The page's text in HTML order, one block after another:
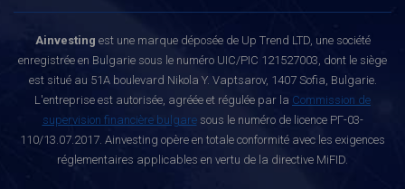
Ainvesting est une marque déposée de Up Trend LTD, une société
enregistrée en Bulgarie sous le numéro UIC/PIC 121527003, dont le siège
est situé au 51A boulevard Nikola Y. Vaptsarov, 1407 Sofia, Bulgarie.
L'entreprise est autorisée, agréée et régulée par la Commission de
supervision financière bulgaresous le numéro de licence РГ-03-
110/13.07.2017. Ainvesting opère en totale conformité avec les exigences
réglementaires applicables en vertu de la directive MiFID.